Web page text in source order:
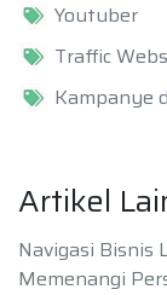
Youtuber
Traffic
Kampanye
Artikel
Navigasi Bisnis
Memenangi